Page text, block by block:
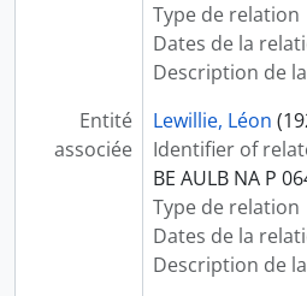
Type de relation
Dates de la
Description de
Entité
associée
Lewillie, Léon
Identifier of
BE AULB NA P
Type de relation
Dates de la
Description de